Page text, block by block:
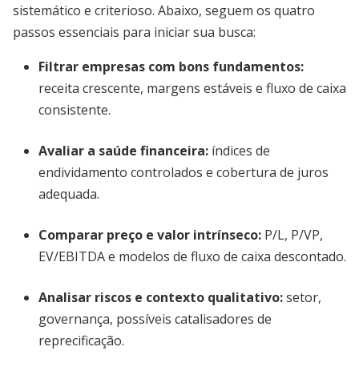
sistemático e criterioso. Abaixo, seguem os quatro
passos essenciais para iniciar sua busca:
Filtrar empresas com bons fundamentos:
receita crescente, margens estáveis e fluxo de caixa
consistente.
Avaliar a saúde financeira: índices de
endividamento controlados e cobertura de juros
adequada.
Comparar preço e valor intrínseco: P/L, P/VP,
EV/EBITDA e modelos de fluxo de caixa descontado.
Analisar riscos e contexto qualitativo:setor,
governança, possíveis catalisadores de
reprecificação.